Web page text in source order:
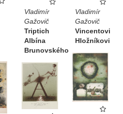
Vladimír
Gažovič
Triptich
Albína
Brunovského
Vladimír
Gažovič
Vincentovi
Hložníkovi